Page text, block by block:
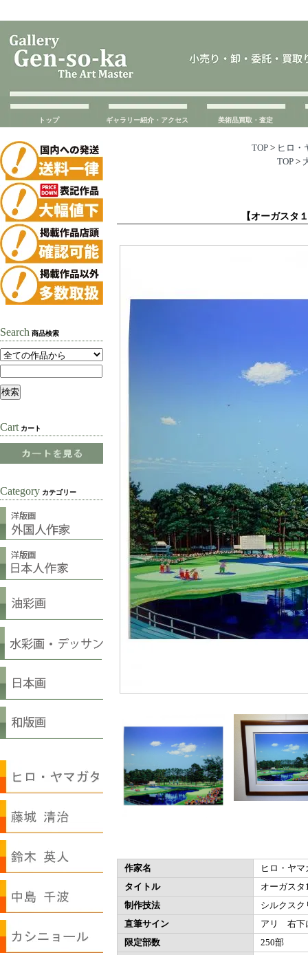
トップ ギャラリー紹介・アクセス 美術品買取・査定
TOP > ヒロ・
TOP >
【オーガスタ
作家名
ヒロ・ヤマ
タイトル
オーガス
制作技法
シルクスク
直筆サイン
アリ 右下
限定部数
250部
Search 商品検索
Cart カート
Category カテゴリー